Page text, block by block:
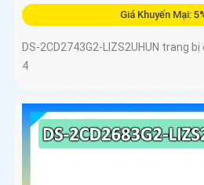
Giá Khuyến Mại:
DS-2CD2743G2-LIZS2UHUN trang
4